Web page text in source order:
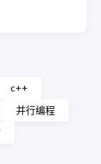
c++
并行编程